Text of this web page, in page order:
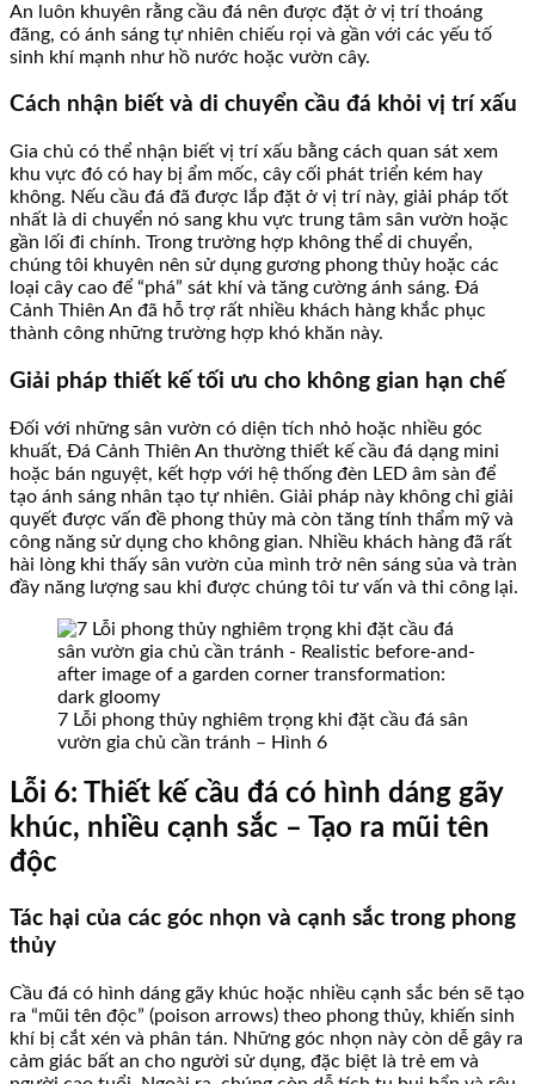
An luôn khuyên rằng cầu đá nên được đặt ở vị trí thoáng
đãng, có ánh sáng tự nhiên chiếu rọi và gần với các yếu tố
sinh khí mạnh như hồ nước hoặc vườn cây.
Cách nhận biết và di chuyển cầu đá khỏi vị trí xấu
Gia chủ có thể nhận biết vị trí xấu bằng cách quan sát xem
khu vực đó có hay bị ẩm mốc, cây cối phát triển kém hay
không. Nếu cầu đá đã được lắp đặt ở vị trí này, giải pháp tốt
nhất là di chuyển nó sang khu vực trung tâm sân vườn hoặc
gần lối đi chính. Trong trường hợp không thể di chuyển,
chúng tôi khuyên nên sử dụng gương phong thủy hoặc các
loại cây cao để “phá” sát khí và tăng cường ánh sáng. Đá
Cảnh Thiên An đã hỗ trợ rất nhiều khách hàng khắc phục
thành công những trường hợp khó khăn này.
Giải pháp thiết kế tối ưu cho không gian hạn chế
Đối với những sân vườn có diện tích nhỏ hoặc nhiều góc
khuất, Đá Cảnh Thiên An thường thiết kế cầu đá dạng mini
hoặc bán nguyệt, kết hợp với hệ thống đèn LED âm sàn để
tạo ánh sáng nhân tạo tự nhiên. Giải pháp này không chỉ giải
quyết được vấn đề phong thủy mà còn tăng tính thẩm mỹ và
công năng sử dụng cho không gian. Nhiều khách hàng đã rất
hài lòng khi thấy sân vườn của mình trở nên sáng sủa và tràn
đầy năng lượng sau khi được chúng tôi tư vấn và thi công lại.
7 Lỗi phong thủy nghiêm trọng khi đặt cầu đá sân
vườn gia chủ cần tránh – Hình 6
Lỗi 6: Thiết kế cầu đá có hình dáng gãy
khúc, nhiều cạnh sắc – Tạo ra mũi tên
độc
Tác hại của các góc nhọn và cạnh sắc trong phong
thủy
Cầu đá có hình dáng gãy khúc hoặc nhiều cạnh sắc bén sẽ tạo
ra “mũi tên độc” (poison arrows) theo phong thủy, khiến sinh
khí bị cắt xén và phân tán. Những góc nhọn này còn dễ gây ra
cảm giác bất an cho người sử dụng, đặc biệt là trẻ em và